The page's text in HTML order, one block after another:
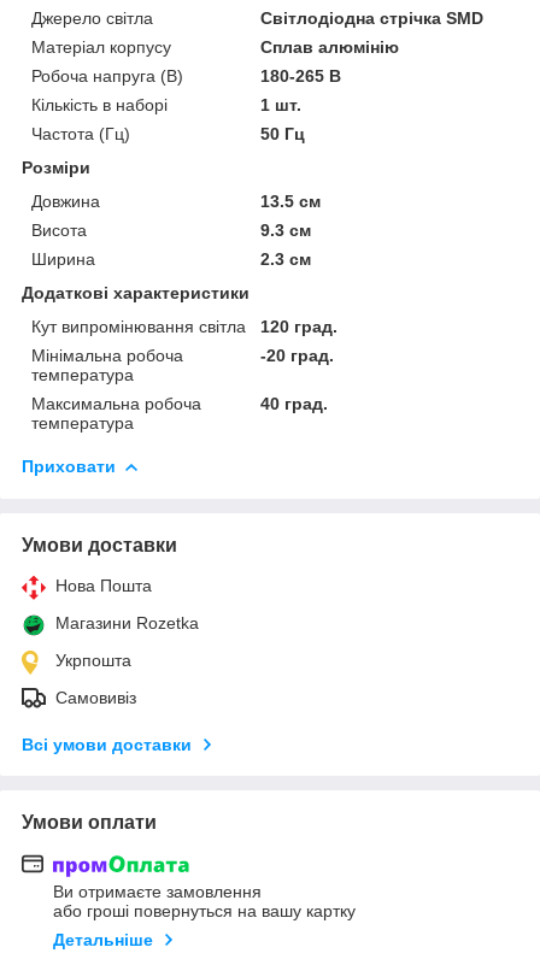
Джерело світла
Світлодіодна стрічка SMD
Матеріал корпусу
Сплав алюмінію
Робоча напруга (В)
180-265 В
Кількість в наборі
1 шт.
Частота (Гц)
50 Гц
Розміри
Довжина
13.5 см
Висота
9.3 см
Ширина
2.3 см
Додаткові характеристики
Кут випромінювання світла
120 град.
Мінімальна робоча
температура
-20 град.
Максимальна робоча
температура
40 град.
Приховати
Умови доставки
Нова Пошта
Магазини Rozetka
Укрпошта
Самовивіз
Всі умови доставки
Умови оплати
Ви отримаєте замовлення
або гроші повернуться на вашу картку
Детальніше